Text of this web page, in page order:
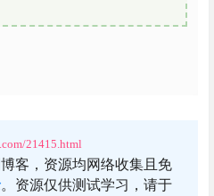
21415.html
客，资源均网络收集且免
。资源仅供测试学习，请于